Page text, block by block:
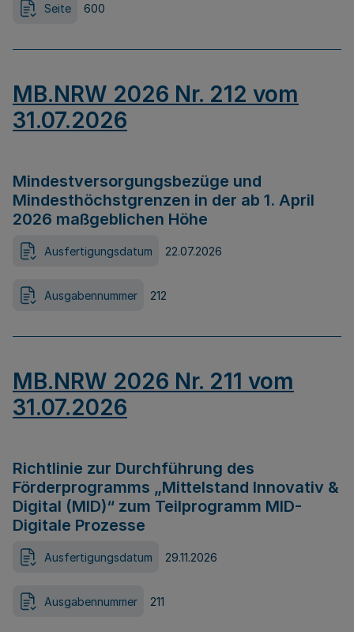
Seite 600
MB.NRW 2026 Nr. 212 vom
31.07.2026
Mindestversorgungsbezüge und
Mindesthöchstgrenzen in der ab 1. April
2026 maßgeblichen Höhe
Ausfertigungsdatum 22.07.2026
Ausgabennummer 212
MB.NRW 2026 Nr. 211 vom
31.07.2026
Richtlinie zur Durchführung des
Förderprogramms „Mittelstand Innovativ &
Digital (MID)“ zum Teilprogramm MID-
Digitale Prozesse
Ausfertigungsdatum 29.11.2026
Ausgabennummer 211